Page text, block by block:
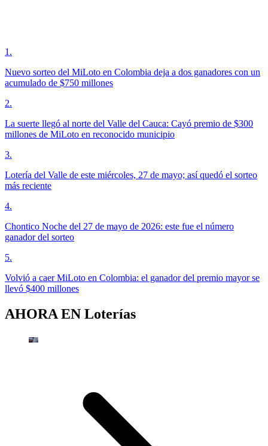
1 .
Nuevo sorteo del MiLoto en Colombia deja a dos ganadores con un
acumulado de $750 millones
2.
La suerte llegó al norte del Valle del Cauca: Cayó premio de $300
millones de MiLoto en reconocido municipio
3.
Lotería del Valle de este miércoles, 27 de mayo; así quedó el sorteo
más reciente
4.
Chontico Noche del 27 de mayo de 2026: este fue el número
ganador del sorteo
5.
Volvió a caer MiLoto en Colombia: el ganador del premio mayor se
llevó $400 millones
AHORA EN Loterías